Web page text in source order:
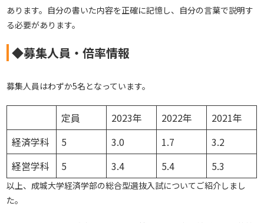
あります。自分の書いた内容を正確に記憶し、自分の言葉で説明す
る必要があります。
◆募集人員・倍率情報
募集人員はわずか5名となっています。
定員 2023年 2022年
2021年
経済学科
5 3.0 1.7
3.2
経営学科
5 3.4 5.4 5.3
以上、成城大学経済学部の総合型選抜入試についてご紹介しまし
た。